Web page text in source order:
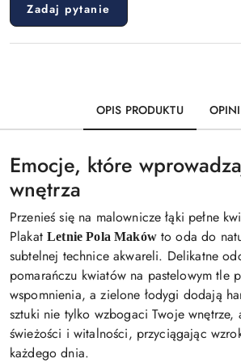
Zadaj pytanie
OPIS PRODUKTU
Emocje, które
wnętrza
Przenieś się na malownicze łąki pełne
PlakatLetnie Pola Makówto oda do
subtelnej technice akwareli. Delikatne
pomarańczu kwiatów na pastelowym tle
wspomnienia, a zielone łodygi dodają
sztuki nie tylko wzbogaci Twoje
świeżości i witalności, przyciągając
każdego dnia.